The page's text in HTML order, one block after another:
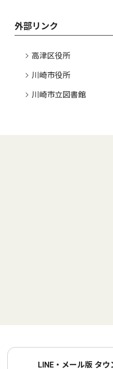
外部リンク
高津区役所
川崎市役所
川崎市立図書館
LINE・メール版 タ